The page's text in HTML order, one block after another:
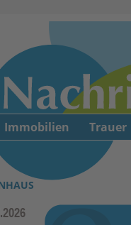
Immobilien Trauer